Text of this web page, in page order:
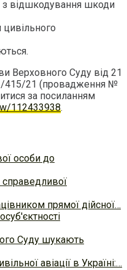
з відшкодування шкоди
цивільного
Верховного Суду від 21
415/21 (провадження №
за посиланням
112433938.
особи до
прямої дійсної…
Суду шукають
авіації в Україні:…